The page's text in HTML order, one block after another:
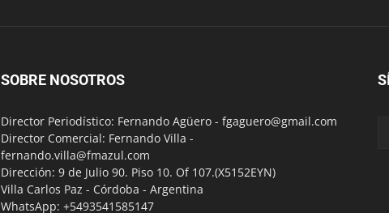
SOBRE NOSOTROS
Director Periodístico: Fernando Agüero - fgaguero@gmail.com
Director Comercial: Fernando Villa -
fernando.villa@fmazul.com
Dirección: 9 de Julio 90. Piso 10. Of 107.(X5152EYN)
Villa Carlos Paz - Córdoba - Argentina
WhatsApp: +5493541585147